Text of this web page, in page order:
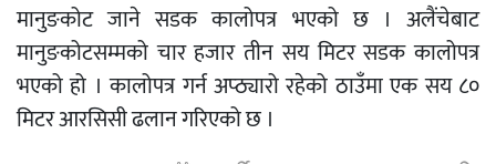
मानुङकोट जाने सडक कालोपत्र भएको छ । अलैंचेबाट
मानुङकोटसम्मको चार हजार तीन सय मिटर सडक कालोपत्र
भएको हो । कालोपत्र गर्न अप्ठ्यारो रहेको ठाउँमा एक सय ८०
मिटर आरसिसी ढलान गरिएको छ ।